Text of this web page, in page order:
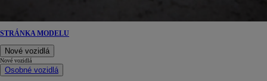
STRÁNKA MODELU
Nové vozidlá
Nové vozidlá
Osobné vozidlá